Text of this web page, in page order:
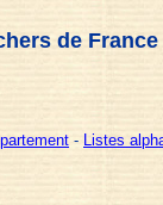
de
- Listes